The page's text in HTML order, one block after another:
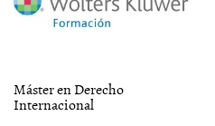
Máster en Derecho
Internacional